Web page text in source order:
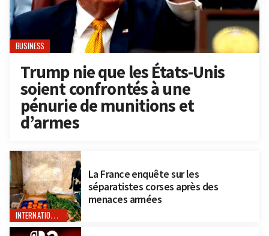
BUSINESS
Trump nie que les États-Unis
soient confrontés à une
pénurie de munitions et
d’armes
INTERNATIONAL
La France enquête sur les
séparatistes corses après des
menaces armées